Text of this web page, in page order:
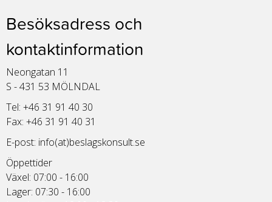
Besöksadress och
kontaktinformation
Neongatan 11
S - 431 53 MÖLNDAL
Tel: +46 31 91 40 30
Fax: +46 31 91 40 31
E-post: info(at)beslagskonsult.se
Öppettider
Växel: 07:00 - 16:00
Lager: 07:30 - 16:00